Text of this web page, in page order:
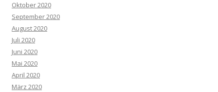
Oktober 2020
September 2020
August 2020
Juli 2020
Juni 2020
Mai 2020
April 2020
März 2020